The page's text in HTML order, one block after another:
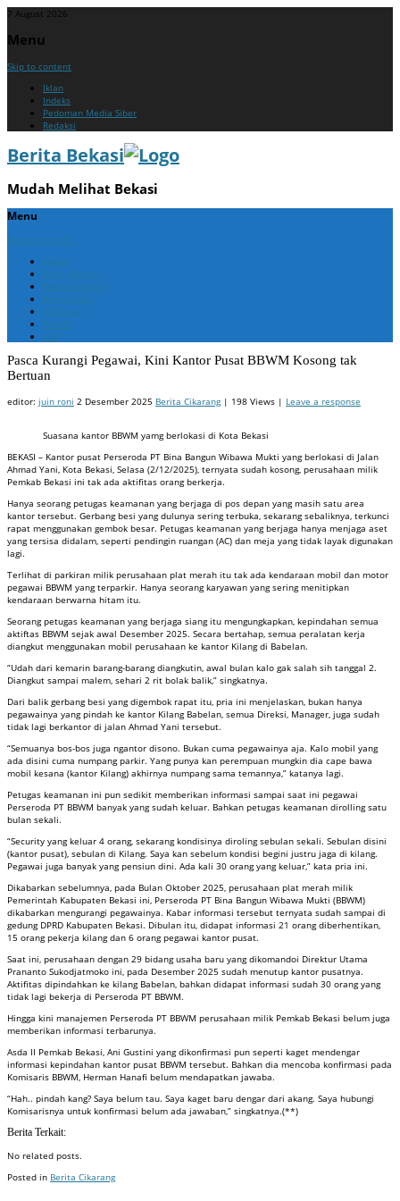
7 August 2026
Menu
Skip to content
Iklan
Indeks
Pedoman Media Siber
Redaksi
Berita Bekasi
Mudah Melihat Bekasi
Menu
Skip to content
Home
Berita Bekasi
Berita Cikarang
Berita Jabar
Nasional
Politik
ADV
Pasca Kurangi Pegawai, Kini Kantor Pusat BBWM Kosong tak
Bertuan
editor: juin roni 2 Desember 2025 Berita Cikarang| 198 Views | Leave a response
Suasana kantor BBWM yamg berlokasi di Kota Bekasi
BEKASI – Kantor pusat Perseroda PT Bina Bangun Wibawa Mukti yang berlokasi di Jalan
Ahmad Yani, Kota Bekasi, Selasa (2/12/2025), ternyata sudah kosong, perusahaan milik
Pemkab Bekasi ini tak ada aktifitas orang berkerja.
Hanya seorang petugas keamanan yang berjaga di pos depan yang masih satu area
kantor tersebut. Gerbang besi yang dulunya sering terbuka, sekarang sebaliknya, terkunci
rapat menggunakan gembok besar. Petugas keamanan yang berjaga hanya menjaga aset
yang tersisa didalam, seperti pendingin ruangan (AC) dan meja yang tidak layak digunakan
lagi.
Terlihat di parkiran milik perusahaan plat merah itu tak ada kendaraan mobil dan motor
pegawai BBWM yang terparkir. Hanya seorang karyawan yang sering menitipkan
kendaraan berwarna hitam itu.
Seorang petugas keamanan yang berjaga siang itu mengungkapkan, kepindahan semua
aktiftas BBWM sejak awal Desember 2025. Secara bertahap, semua peralatan kerja
diangkut menggunakan mobil perusahaan ke kantor Kilang di Babelan.
“Udah dari kemarin barang-barang diangkutin, awal bulan kalo gak salah sih tanggal 2.
Diangkut sampai malem, sehari 2 rit bolak balik,” singkatnya.
Dari balik gerbang besi yang digembok rapat itu, pria ini menjelaskan, bukan hanya
pegawainya yang pindah ke kantor Kilang Babelan, semua Direksi, Manager, juga sudah
tidak lagi berkantor di jalan Ahmad Yani tersebut.
“Semuanya bos-bos juga ngantor disono. Bukan cuma pegawainya aja. Kalo mobil yang
ada disini cuma numpang parkir. Yang punya kan perempuan mungkin dia cape bawa
mobil kesana (kantor Kilang) akhirnya numpang sama temannya,” katanya lagi.
Petugas keamanan ini pun sedikit memberikan informasi sampai saat ini pegawai
Perseroda PT BBWM banyak yang sudah keluar. Bahkan petugas keamanan dirolling satu
bulan sekali.
“Security yang keluar 4 orang, sekarang kondisinya diroling sebulan sekali. Sebulan disini
(kantor pusat), sebulan di Kilang. Saya kan sebelum kondisi begini justru jaga di kilang.
Pegawai juga banyak yang pensiun dini. Ada kali 30 orang yang keluar,” kata pria ini.
Dikabarkan sebelumnya, pada Bulan Oktober 2025, perusahaan plat merah milik
Pemerintah Kabupaten Bekasi ini, Perseroda PT Bina Bangun Wibawa Mukti (BBWM)
dikabarkan mengurangi pegawainya. Kabar informasi tersebut ternyata sudah sampai di
gedung DPRD Kabupaten Bekasi. Dibulan itu, didapat informasi 21 orang diberhentikan,
15 orang pekerja kilang dan 6 orang pegawai kantor pusat.
Saat ini, perusahaan dengan 29 bidang usaha baru yang dikomandoi Direktur Utama
Prananto Sukodjatmoko ini, pada Desember 2025 sudah menutup kantor pusatnya.
Aktifitas dipindahkan ke kilang Babelan, bahkan didapat informasi sudah 30 orang yang
tidak lagi bekerja di Perseroda PT BBWM.
Hingga kini manajemen Perseroda PT BBWM perusahaan milik Pemkab Bekasi belum juga
memberikan informasi terbarunya.
Asda II Pemkab Bekasi, Ani Gustini yang dikonfirmasi pun seperti kaget mendengar
informasi kepindahan kantor pusat BBWM tersebut. Bahkan dia mencoba konfirmasi pada
Komisaris BBWM, Herman Hanafi belum mendapatkan jawaba.
“Hah.. pindah kang? Saya belum tau. Saya kaget baru dengar dari akang. Saya hubungi
Komisarisnya untuk konfirmasi belum ada jawaban,” singkatnya.(**)
Berita Terkait:
No related posts.
Posted in Berita Cikarang